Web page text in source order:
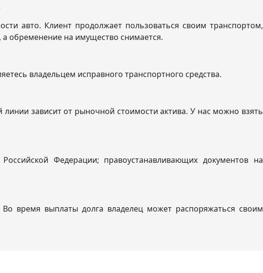
авто. Клиент продолжает пользоваться своим транспортом,
а обременение на имущество снимается.
владельцем исправного транспортного средства.
зависит от рыночной стоимости актива. У нас можно взять
Федерации; правоустанавливающих документов на
время выплаты долга владелец может распоряжаться своим